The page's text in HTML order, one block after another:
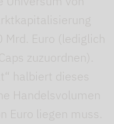
Euro (lediglich
zuzuordnen).
halbiert dieses
Handelsvolumen
Euro liegen muss.